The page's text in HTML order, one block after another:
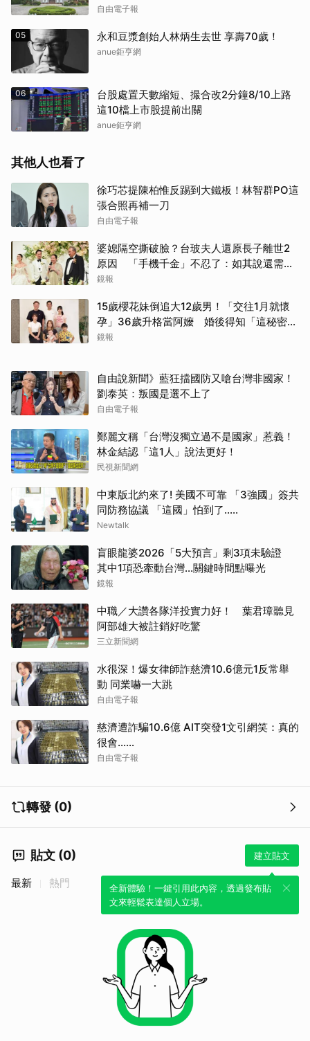
自由電子報
05 永和豆漿創始人林炳生去世 享壽70歲！
anue鉅亨網
06
台股處置天數縮短、撮合改2分鐘8/10上路
這10檔上市股提前出關
anue鉅亨網
其他人也看了
徐巧芯提陳柏惟反踢到大鐵板！林智群PO這
張合照再補一刀
自由電子報
婆媳隔空撕破臉？台玻夫人還原長子離世2
原因 「手機千金」不忍了：如其說還需要
離開嗎？
鏡報
15歲櫻花妹倒追大12歲男！「交往1月就懷
孕」36歲升格當阿嬤 婚後得知「這秘密」
傻眼了
鏡報
自由說新聞》藍狂擋國防又嗆台灣非國家！
劉泰英：叛國是選不上了
自由電子報
鄭麗文稱「台灣沒獨立過不是國家」惹義！
林金結認「這1人」說法更好！
民視新聞網
中東版北約來了! 美國不可靠 「3強國」簽共
同防務協議 「這國」怕到了.....
Newtalk
盲眼龍婆2026「5大預言」剩3項未驗證
其中1項恐牽動台灣...關鍵時間點曝光
鏡報
中職／大讚各隊洋投實力好！ 葉君璋聽見
阿部雄大被註銷好吃驚
三立新聞網
水很深！爆女律師詐慈濟10.6億元1反常舉
動 同業嚇一大跳
自由電子報
慈濟遭詐騙10.6億 AIT突發1文引網笑：真的
很會……
自由電子報
轉發 (0)
貼文 (0) 建立貼文
全新體驗！一鍵引用此內容，透過發布貼
文來輕鬆表達個人立場。
最新 熱門